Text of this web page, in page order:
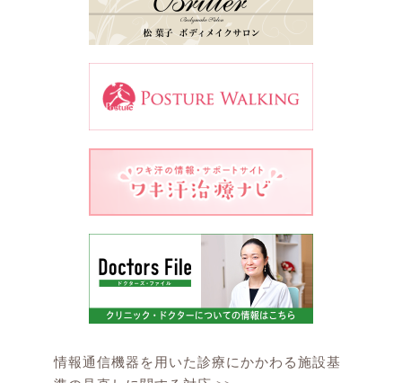
情報通信機器を用いた診療にかかわる施設基